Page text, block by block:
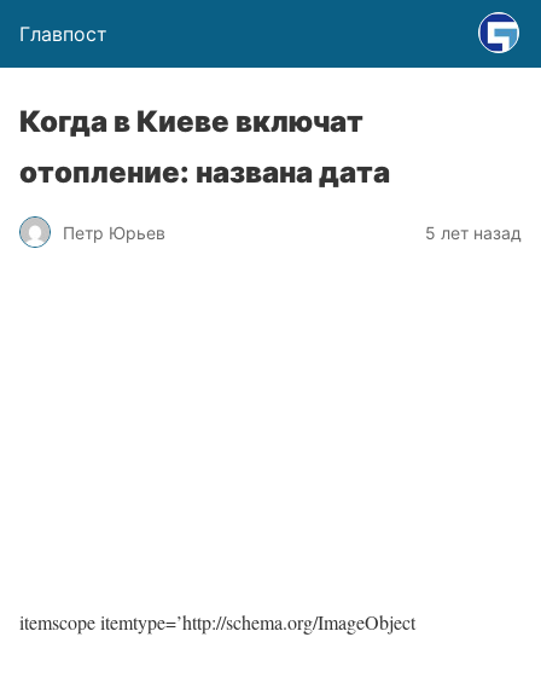
Главпост
Когда в Киеве включат
отопление: названа дата
Петр Юрьев 5 лет назад
itemscope itemtype=’http://schema.org/ImageObject